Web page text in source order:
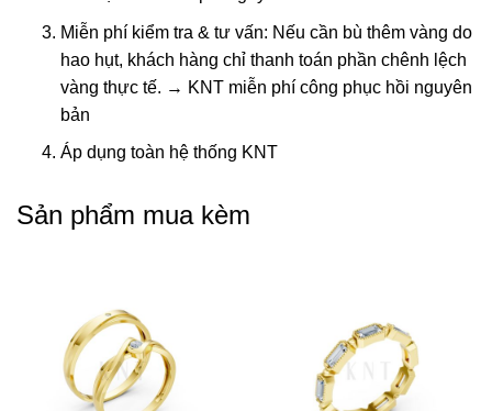
Miễn phí kiểm tra & tư vấn: Nếu cần bù thêm vàng do
hao hụt, khách hàng chỉ thanh toán phần chênh lệch
vàng thực tế. → KNT miễn phí công phục hồi nguyên
bản
Áp dụng toàn hệ thống KNT
Sản phẩm mua kèm